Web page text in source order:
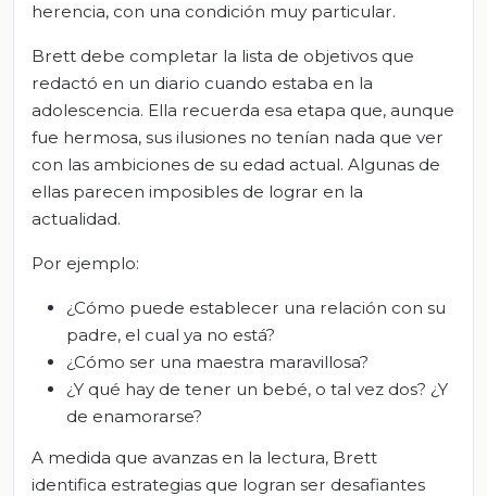
herencia, con una condición muy particular.
Brett debe completar la lista de objetivos que
redactó en un diario cuando estaba en la
adolescencia. Ella recuerda esa etapa que, aunque
fue hermosa, sus ilusiones no tenían nada que ver
con las ambiciones de su edad actual. Algunas de
ellas parecen imposibles de lograr en la
actualidad.
Por ejemplo:
¿Cómo puede establecer una relación con su
padre, el cual ya no está?
¿Cómo ser una maestra maravillosa?
¿Y qué hay de tener un bebé, o tal vez dos? ¿Y
de enamorarse?
A medida que avanzas en la lectura, Brett
identifica estrategias que logran ser desafiantes